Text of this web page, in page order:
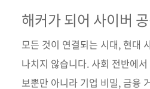
사] [인터파크] [쿠팡] 전자책 구
해커가 되어 사이버
모든 것이 연결되는 시대, 현대
나치지 않습니다. 사회 전반에
보뿐만 아니라 기업 비밀, 금융